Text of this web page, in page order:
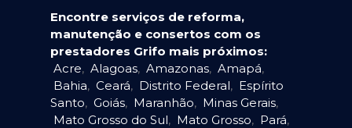
Encontre serviços de reforma,
manutenção e consertos com os
prestadores Grifo mais próximos:
Acre, Alagoas, Amazonas, Amapá,
Bahia, Ceará, Distrito Federal, Espírito
Santo, Goiás, Maranhão, Minas Gerais,
Mato Grosso do Sul, Mato Grosso, Pará,